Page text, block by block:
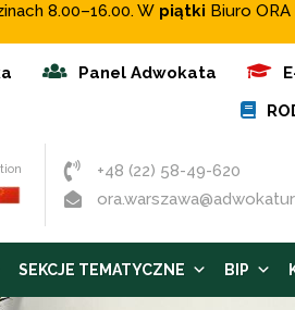
8.00–16.00. W piątki Biuro
Panel Adwokata
+48 (22) 58-49-620
SEKCJE TEMATYCZNE BIP